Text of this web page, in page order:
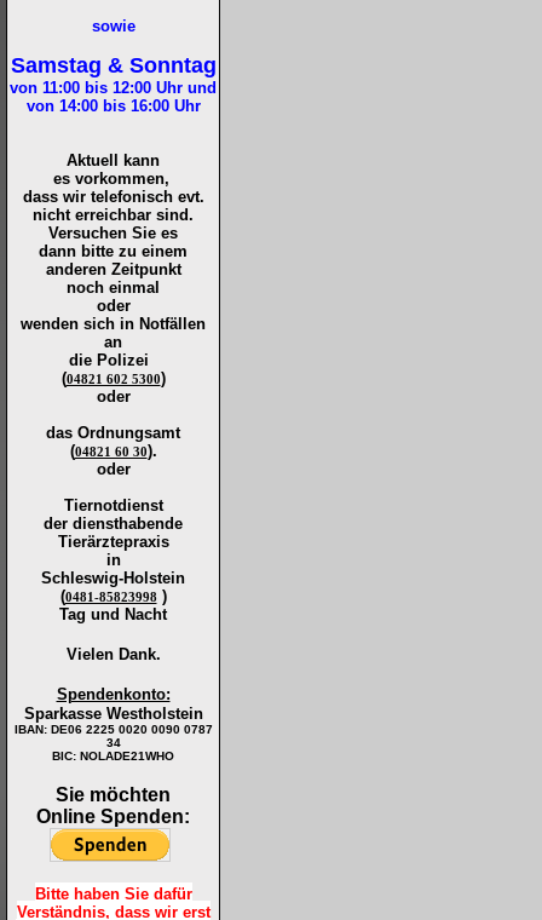
sowie
Samstag & Sonntag
von 11:00 bis 12:00 Uhr und
von 14:00 bis 16:00Uhr
Aktuell kann
es vorkommen,
dass wir telefonisch evt.
nicht erreichbar sind.
Versuchen Sie es
dann bitte zu einem
anderen Zeitpunkt
noch einmal
oder
wenden sich in Notfällen
an
die Polizei
(04821 602 5300)
oder
das Ordnungsamt
(04821 60 30).
oder
Tiernotdienst
der diensthabende
Tierärztepraxis
in
Schleswig-Holstein
(0481-85823998 )
Tag und Nacht
Vielen Dank.
Spendenkonto:
Sparkasse Westholstein
IBAN: DE06 2225 0020 0090 0787
34
BIC: NOLADE21WHO
Sie möchten
Online Spenden:
Bitte haben Sie dafür
Verständnis, dass wir erst